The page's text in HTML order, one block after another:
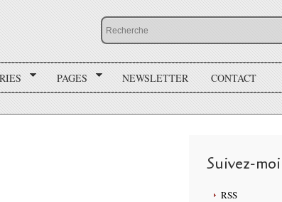
PAGES NEWSLETTER CONTACT
Suivez-moi
RSS